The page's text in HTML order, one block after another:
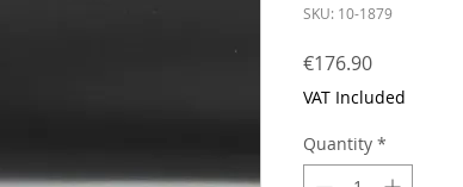
SKU: 10-1879
€176.90Price
VAT Included
Quantity *